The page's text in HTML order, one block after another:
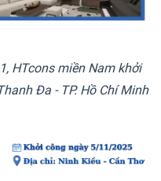
HTcons miền Nam khởi
Đa - TP. Hồ Chí Minh